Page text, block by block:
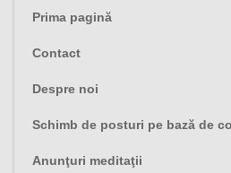
Prima pagină
Contact
Despre noi
Schimb de posturi pe bază de
Anunţuri meditaţii